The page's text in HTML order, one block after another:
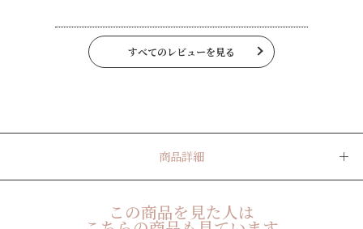
すべてのレビューを見る
商品詳細
この商品を見た人は